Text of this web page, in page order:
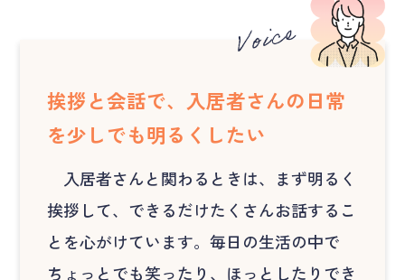
挨拶と会話で、入居者さんの日常
を少しでも明るくしたい
入居者さんと関わるときは、まず明るく
挨拶して、できるだけたくさんお話するこ
とを心がけています。毎日の生活の中で
ちょっとでも笑ったり、ほっとしたりでき